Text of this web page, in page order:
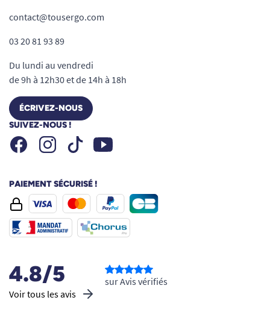
contact@tousergo.com
03 20 81 93 89
Du lundi au vendredi
de 9h à 12h30 et de 14h à 18h
ÉCRIVEZ-NOUS
SUIVEZ-NOUS !
FacebookInstagramTiktok Youtube
PAIEMENT SÉCURISÉ !
4.8/5
Voir tous les avis
sur Avis vérifiés